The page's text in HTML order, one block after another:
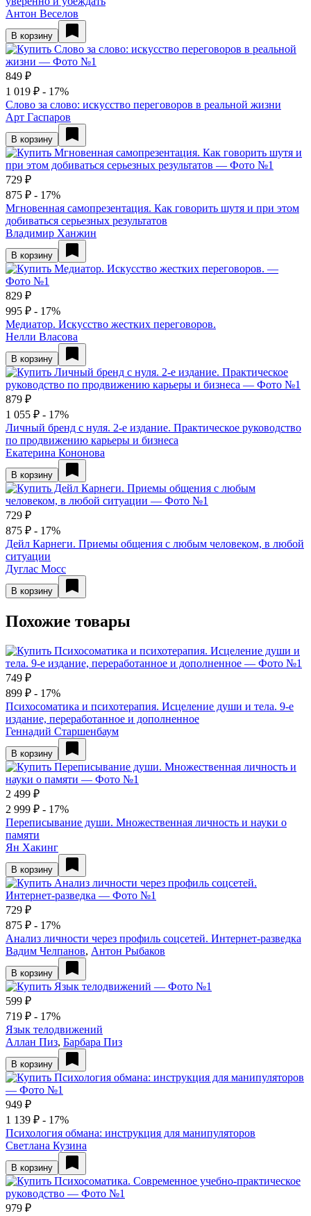
Антон Веселов
В корзину
849 ₽
1 019 ₽ - 17%
Слово за слово: искусство переговоров в реальной жизни
Арт Гаспаров
В корзину
729 ₽
875 ₽ - 17%
Мгновенная самопрезентация. Как говорить шутя и при этом
добиваться серьезных результатов
Владимир Ханжин
В корзину
829 ₽
995 ₽ - 17%
Медиатор. Искусство жестких переговоров.
Нелли Власова
В корзину
879 ₽
1 055 ₽ - 17%
Личный бренд с нуля. 2-е издание. Практическое руководство
по продвижению карьеры и бизнеса
Екатерина Кононова
В корзину
729 ₽
875 ₽ - 17%
Дейл Карнеги. Приемы общения с любым человеком, в любой
ситуации
Дуглас Мосс
В корзину
Похожие товары
749 ₽
899 ₽ - 17%
Психосоматика и психотерапия. Исцеление души и тела. 9-е
издание, переработанное и дополненное
Геннадий Старшенбаум
В корзину
2 499 ₽
2 999 ₽ - 17%
Переписывание души. Множественная личность и науки о
памяти
Ян Хакинг
В корзину
729 ₽
875 ₽ - 17%
Анализ личности через профиль соцсетей. Интернет-разведка
Вадим Челпанов, Антон Рыбаков
В корзину
599 ₽
719 ₽ - 17%
Язык телодвижений
Аллан Пиз, Барбара Пиз
В корзину
949 ₽
1 139 ₽ - 17%
Психология обмана: инструкция для манипуляторов
Светлана Кузина
В корзину
979 ₽